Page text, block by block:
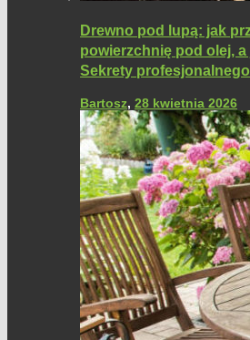
Drewno pod lupą: jak
powierzchnię pod olej,
Sekrety
Bartosz, 28 kwietnia 2026